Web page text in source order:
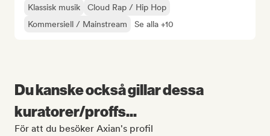
Klassisk musik
Cloud Rap / Hip Hop
Kommersiell / Mainstream
Se alla +10
Du kanske också gillar dessa
kuratorer/proffs...
För att du besöker Axian's profil